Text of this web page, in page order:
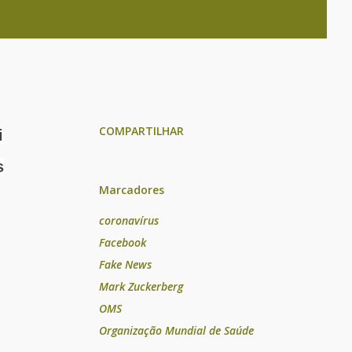
COMPARTILHAR
Marcadores
coronavírus
Facebook
Fake News
Mark Zuckerberg
OMS
Organização Mundial de Saúde